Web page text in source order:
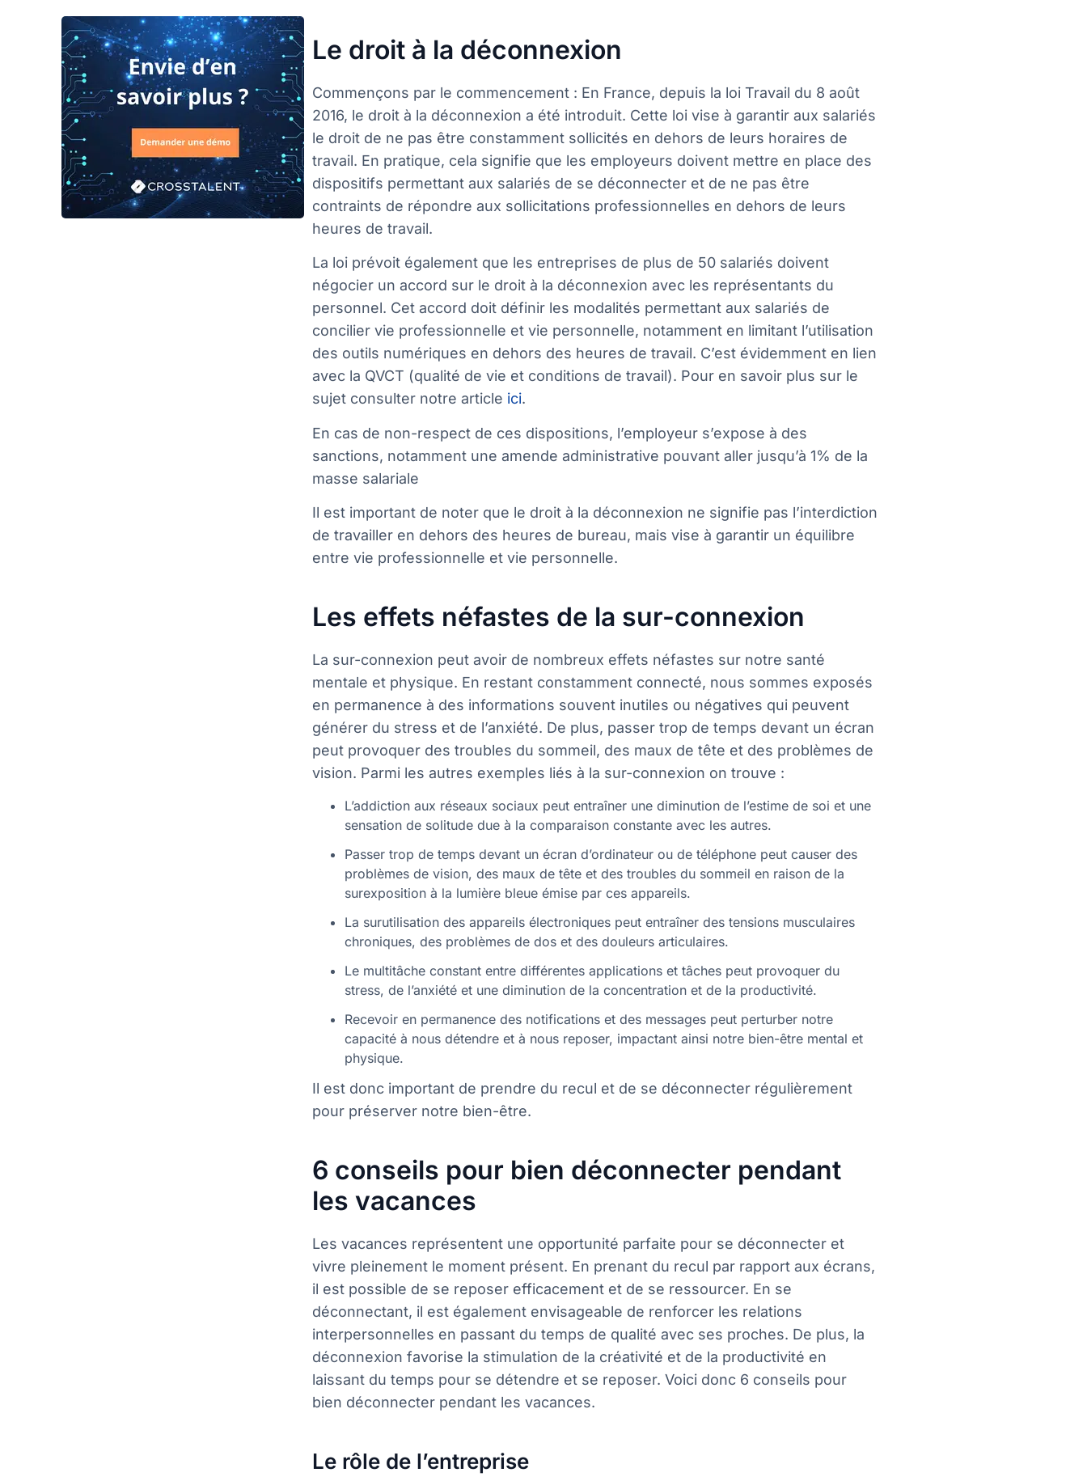
Le droit à la déconnexion
Commençons par le commencement : En France, depuis la loi Travail du 8 août
2016, le droit à la déconnexion a été introduit. Cette loi vise à garantir aux salariés
le droit de ne pas être constamment sollicités en dehors de leurs horaires de
travail. En pratique, cela signifie que les employeurs doivent mettre en place des
dispositifs permettant aux salariés de se déconnecter et de ne pas être
contraints de répondre aux sollicitations professionnelles en dehors de leurs
heures de travail.
La loi prévoit également que les entreprises de plus de 50 salariés doivent
négocier un accord sur le droit à la déconnexion avec les représentants du
personnel. Cet accord doit définir les modalités permettant aux salariés de
concilier vie professionnelle et vie personnelle, notamment en limitant l’utilisation
des outils numériques en dehors des heures de travail. C’est évidemment en lien
avec la QVCT (qualité de vie et conditions de travail). Pour en savoir plus sur le
sujet consulter notre article ici.
En cas de non-respect de ces dispositions, l’employeur s’expose à des
sanctions, notamment une amende administrative pouvant aller jusqu’à 1% de la
masse salariale
Il est important de noter que le droit à la déconnexion ne signifie pas l’interdiction
de travailler en dehors des heures de bureau, mais vise à garantir un équilibre
entre vie professionnelle et vie personnelle.
Les effets néfastes de la sur-connexion
La sur-connexion peut avoir de nombreux effets néfastes sur notre santé
mentale et physique. En restant constamment connecté, nous sommes exposés
en permanence à des informations souvent inutiles ou négatives qui peuvent
générer du stress et de l’anxiété. De plus, passer trop de temps devant un écran
peut provoquer des troubles du sommeil, des maux de tête et des problèmes de
vision. Parmi les autres exemples liés à la sur-connexion on trouve :
L’addiction aux réseaux sociaux peut entraîner une diminution de l’estime de soi et une
sensation de solitude due à la comparaison constante avec les autres.
Passer trop de temps devant un écran d’ordinateur ou de téléphone peut causer des
problèmes de vision, des maux de tête et des troubles du sommeil en raison de la
surexposition à la lumière bleue émise par ces appareils.
La surutilisation des appareils électroniques peut entraîner des tensions musculaires
chroniques, des problèmes de dos et des douleurs articulaires.
Le multitâche constant entre différentes applications et tâches peut provoquer du
stress, de l’anxiété et une diminution de la concentration et de la productivité.
Recevoir en permanence des notifications et des messages peut perturber notre
capacité à nous détendre et à nous reposer, impactant ainsi notre bien-être mental et
physique.
Il est donc important de prendre du recul et de se déconnecter régulièrement
pour préserver notre bien-être.
6 conseils pour bien déconnecter pendant
les vacances
Les vacances représentent une opportunité parfaite pour se déconnecter et
vivre pleinement le moment présent. En prenant du recul par rapport aux écrans,
il est possible de se reposer efficacement et de se ressourcer. En se
déconnectant, il est également envisageable de renforcer les relations
interpersonnelles en passant du temps de qualité avec ses proches. De plus, la
déconnexion favorise la stimulation de la créativité et de la productivité en
laissant du temps pour se détendre et se reposer. Voici donc 6 conseils pour
bien déconnecter pendant les vacances.
Le rôle de l’entreprise